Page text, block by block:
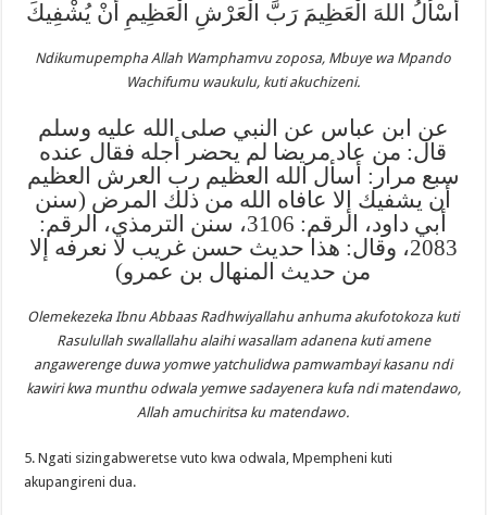
أَسْأَلُ اللهَ الْعَظِيمَ رَبَّ الْعَرْشِ الْعَظِيمِ أَنْ يُشْفِيكَ
Ndikumupempha Allah Wamphamvu zoposa, Mbuye wa Mpando
Wachifumu waukulu, kuti akuchizeni.
عن ابن عباس عن النبي صلى الله عليه وسلم
قال: من عاد مريضا لم يحضر أجله فقال عنده
سبع مرار: أسأل الله العظيم رب العرش العظيم
أن يشفيك إلا عافاه الله من ذلك المرض (سنن
أبي داود، الرقم: 3106، سنن الترمذي، الرقم:
2083، وقال: هذا حديث حسن غريب لا نعرفه إلا
من حديث المنهال بن عمرو)
Olemekezeka Ibnu Abbaas Radhwiyallahu anhuma akufotokoza kuti
Rasulullah swallallahu alaihi wasallam adanena kuti amene
angawerenge duwa yomwe yatchulidwa pamwambayi kasanu ndi
kawiri kwa munthu odwala yemwe sadayenera kufa ndi matendawo,
Allah amuchiritsa ku matendawo.
5. Ngati sizingabweretse vuto kwa odwala, Mpempheni kuti
akupangireni dua.